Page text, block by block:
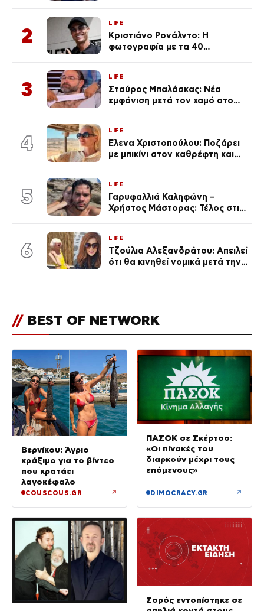
2
LIFE
Κριστιάνο Ρονάλντο: Η
φωτογραφία με τα 40
εκ. likes
3
LIFE
Σταύρος Μπαλάσκας: Νέα
εμφάνιση μετά τον χαμό στο
4
LIFE
Έλενα Χριστοπούλου: Ποζάρει
με μπικίνι στον καθρέφτη και
καθεμία…» (Βίντεο)
5
LIFE
Γαρυφαλλιά Καληφώνη –
Χρήστος Μάστορας: Τέλος στις
6
LIFE
Τζούλια Αλεξανδράτου: Απειλεί
ότι θα κινηθεί νομικά μετά την
// BEST OF NETWORK
Βερνίκου: Άγριο
κράξιμο για το βίντεο
που κρατάει
λαγοκέφαλο
COUSCOUS.GR ↗
ΠΑΣΟΚ σε Σκέρτσο:
«Οι πίνακές του
διαρκούν μέχρι τους
επόμενους»
DIMOCRACY.GR ↗
Σορός εντοπίστηκε σε